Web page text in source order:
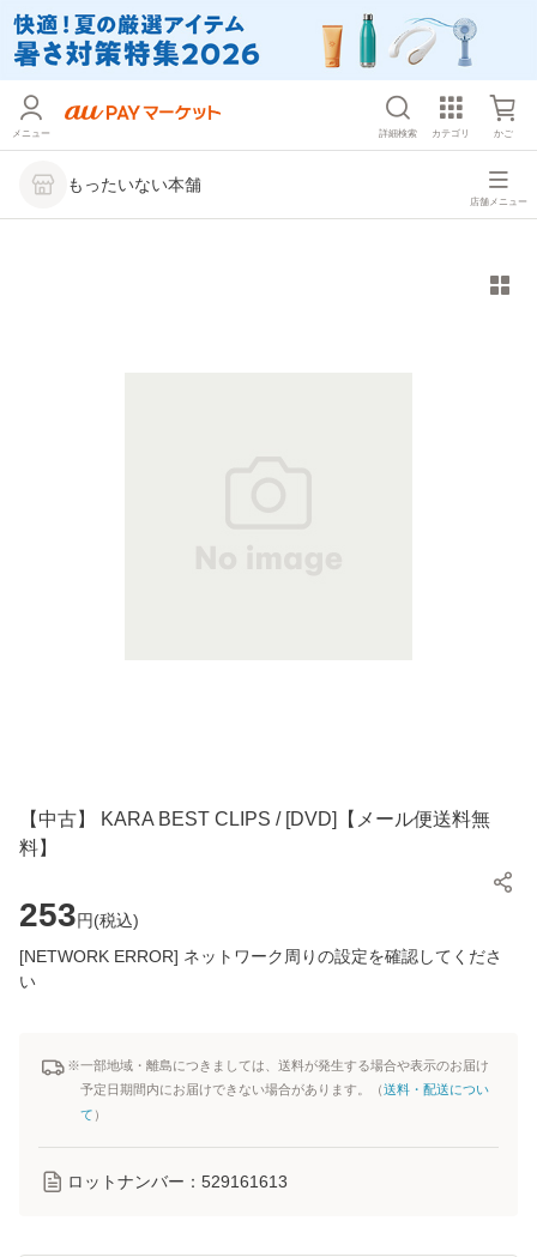
メニュー 詳細検索 カテゴリ かご
もったいない本舗
店舗メニュー
【中古】 KARA BEST CLIPS / [DVD]【メール便送料無
料】
253円(税込)
[NETWORK ERROR] ネットワーク周りの設定を確認してくださ
い
※一部地域・離島につきましては、送料が発生する場合や表示のお届け
予定日期間内にお届けできない場合があります。（送料・配送につい
て ）
ロットナンバー： 529161613